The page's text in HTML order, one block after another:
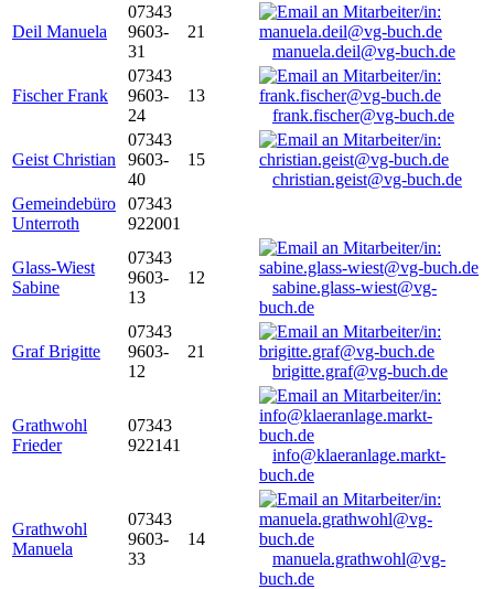
Deil Manuela
07343
9603-
31
21
manuela.deil@vg-buch.de
Fischer Frank
07343
9603-
24
13
frank.fischer@vg-buch.de
Geist Christian
07343
9603-
40
15
christian.geist@vg-buch.de
Gemeindebüro
Unterroth
07343
922001
Glass-Wiest
Sabine
07343
9603-
13
12
sabine.glass-wiest@vg-
buch.de
Graf Brigitte
07343
9603-
12
21
brigitte.graf@vg-buch.de
Grathwohl
Frieder
07343
922141
info@klaeranlage.markt-
buch.de
Grathwohl
Manuela
07343
9603-
33
14
manuela.grathwohl@vg-
buch.de